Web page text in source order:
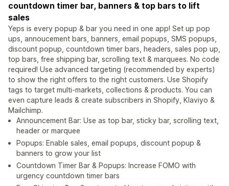
countdown timer bar, banners & top bars to lift
sales
Yeps is every popup & bar you need in one app! Set up pop
ups, annoucement bars, banners, email popups, SMS popups,
discount popup, countdown timer bars, headers, sales pop up,
top bars, free shipping bar, scrolling text & marquees. No code
required! Use advanced targeting (recommended by experts)
to show the right offers to the right customers. Use Shopify
tags to target multi-markets, collections & products. You can
even capture leads & create subscribers in Shopify, Klaviyo &
Mailchimp.
Announcement Bar: Use as top bar, sticky bar, scrolling text,
header or marquee
Popups: Enable sales, email popups, discount popup &
banners to grow your list
Countdown Timer Bar & Popups: Increase FOMO with
urgency countdown timer bars